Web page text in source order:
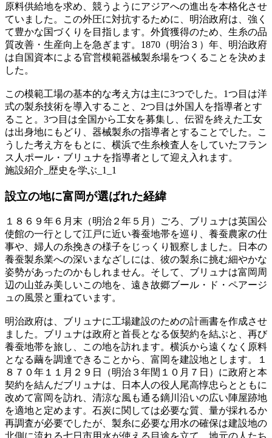
原料供給地を求め、競うようにアジアへの進出を本格化させ
ていました。この外圧に対抗するために、明治政府は、強く
て豊かな国づくりを目指します。外貨獲得のため、生糸の品
質改善・生産向上を急ぎます。1870（明治３）年、明治政府
は自国資本による官営模範器械製糸場をつくることを決めま
した。
この模範工場の基本的な考え方は主に3つでした。1つ目は洋
式の製糸技術を導入すること、2つ目は外国人を指導者とす
ること。3つ目は全国から工女を募集し、伝習を終えた工女
は出身地にもどり、器械製糸の指導者とすることでした。こ
うした考え方をもとに、横浜で生糸検査人をしていたフラン
ス人ポール・ブリュナを指導者として迎え入れます。
施設紹介_歴史を学ぶ_1_1
設立の地に富岡が選ばれた経緯
１８６９年６月末（明治２年５月）ごろ、ブリュナは英国公
使館の一行として江戸に近い養蚕地帯を巡り、養蚕農家の仕
事や、婦人の糸挽きの様子をじっくり観察しました。日本の
養蚕製糸業への深いまなざしには、彼の製糸に挑む細やかな
姿勢があったのかもしれません。そして、ブリュナは富岡周
辺の山並み美しいこの地を、遠き故郷ブール・ド・ペアージ
ュの風景と重ねています。
明治政府は、ブリュナに工場建設のための計画書を作成させ
ました。ブリュナは政府と首長となる仮契約を結ぶと、再び
養蚕地帯を旅し、この地を訪れます。横浜から遠くなく原料
となる繭を調達できることから、富岡を建設地とします。１
８７０年１１月２９日（明治３年閏１０月７日）に政府と本
契約を結んだブリュナは、日本人の役人尾高惇忠らとともに
改めて富岡を訪れ、清涼な風も通る鏑川沿いの広い陣屋跡地
を適地と定めます。石炭に関しては必要な質、量が採れるか
再調査が必要でしたが、製糸に必要な用水の確保は建設地の